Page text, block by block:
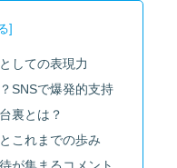
しての表現力
SNSで爆発的支持
裏とは？
これまでの歩み
が集まるコメント